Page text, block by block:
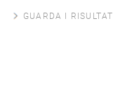
GUARDA I RISULTATI